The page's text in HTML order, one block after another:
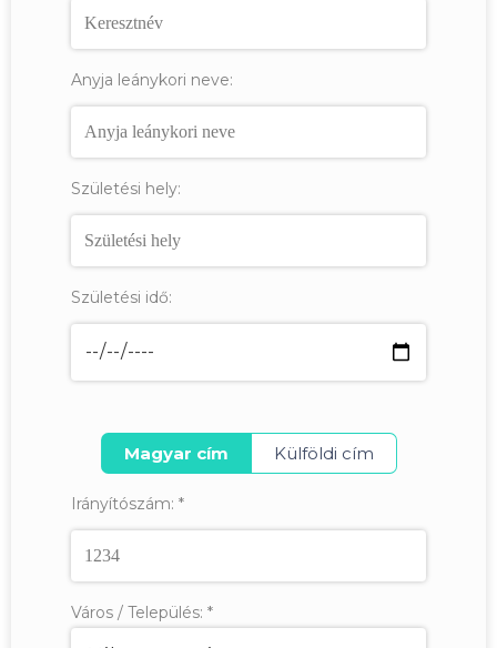
Anyja leánykori neve:
Születési hely:
Születési idő:
Magyar cím Külföldi cím
Irányítószám: *
Város / Település: *